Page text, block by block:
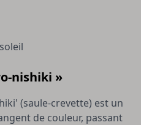
nishiki »
(saule-crevette) est un
de couleur, passant